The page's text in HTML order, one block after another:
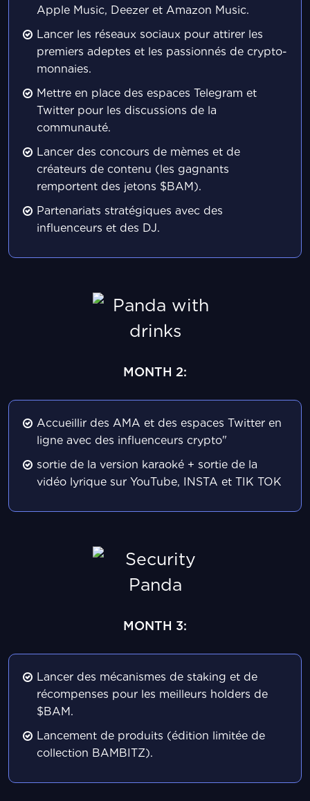
Apple Music, Deezer et Amazon Music.
Lancer les réseaux sociaux pour attirer les
premiers adeptes et les passionnés de crypto-
monnaies.
Mettre en place des espaces Telegram et
Twitter pour les discussions de la
communauté.
Lancer des concours de mèmes et de
créateurs de contenu (les gagnants
remportent des jetons $BAM).
Partenariats stratégiques avec des
influenceurs et des DJ.
MONTH 2:
Accueillir des AMA et des espaces Twitter en
ligne avec des influenceurs crypto"
sortie de la version karaoké + sortie de la
vidéo lyrique sur YouTube, INSTA et TIK TOK
MONTH 3:
Lancer des mécanismes de staking et de
récompenses pour les meilleurs holders de
$BAM.
Lancement de produits (édition limitée de
collection BAMBITZ).